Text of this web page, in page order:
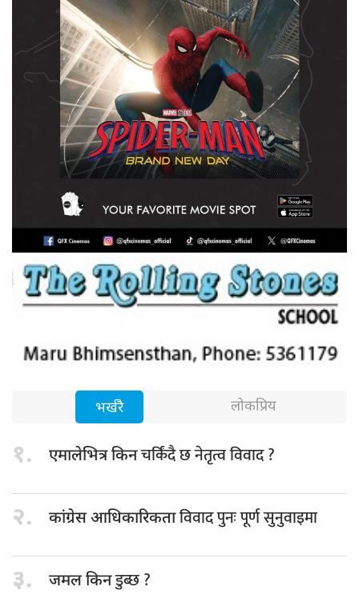
भर्खरै लोकप्रिय
१. एमालेभित्र किनचर्किंदै छ नेतृत्व विवाद ?
२. कांग्रेस आधिकारिकताविवाद पुनः पूर्ण सुनुवाइमा
३. जमल किनडुब्छ ?